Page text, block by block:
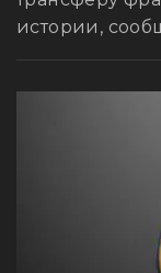
истории,